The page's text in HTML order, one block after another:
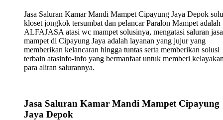
Jasa Saluran Kamar Mandi Mampet Cipayung Jaya Depok
kloset jongkok tersumbat dan pelancar Paralon Mampet adalah
ALFAJASA atasi wc mampet solusinya, mengatasi saluran jasa
mampet di Cipayung Jaya adalah layanan yang jujur yang
memberikan kelancaran hingga tuntas serta memberikan solusi
terbain atasinfo-info yang bermanfaat untuk memberi
para aliran salurannya.
Jasa Saluran Kamar Mandi Mampet Cipayung
Jaya Depok